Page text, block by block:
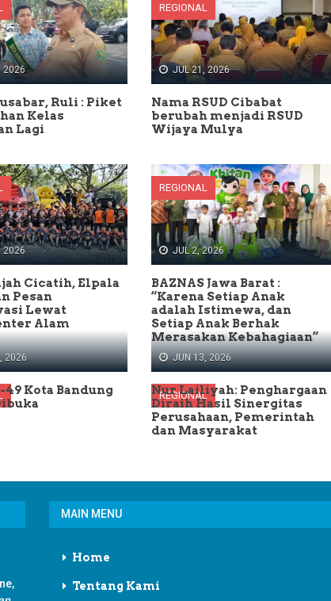
2026
Ruli : Piket
Kelas
Lagi
REGIONAL
JUL 21, 2026
Nama RSUD Cibabat
berubah menjadi RSUD
Wijaya Mulya
2026
Cicatih, Elpala
Pesan
Lewat
Alam
REGIONAL
JUL 2, 2026
BAZNAS Jawa Barat :
“Karena Setiap Anak
adalah Istimewa, dan
Setiap Anak Berhak
Merasakan Kebahagiaan”
2026
49 Kota Bandung
REGIONAL
JUN 13, 2026
Nur Lailiyah: Penghargaan
Diraih Hasil Sinergitas
Perusahaan, Pemerintah
dan Masyarakat
MAIN MENU
Home
Tentang Kami